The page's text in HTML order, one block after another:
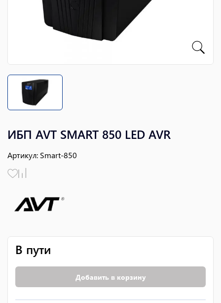
ИБП AVT SMART 850 LED AVR
Артикул: Smart-850
В пути
Добавить в корзину